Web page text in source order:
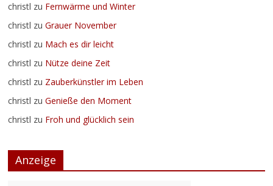
christl zu Fernwärme und Winter
christl zuGrauer November
christl zu Mach es dir leicht
christl zu Nütze deine Zeit
christl zu Zauberkünstler im Leben
christl zuGenieße den Moment
christl zu Froh und glücklich sein
Anzeige